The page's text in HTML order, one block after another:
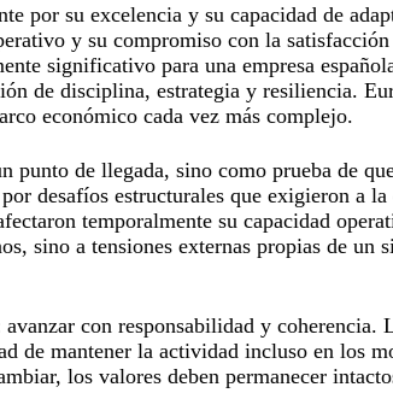
por su excelencia y su capacidad de
y su compromiso con la
significativo para una empresa
de disciplina, estrategia y resiliencia.
económico cada vez más complejo.
de llegada, sino como prueba de
desafíos estructurales que exigieron a
temporalmente su capacidad
sino a tensiones externas propias de un
con responsabilidad y
de mantener la actividad incluso en los
los valores deben permanecer